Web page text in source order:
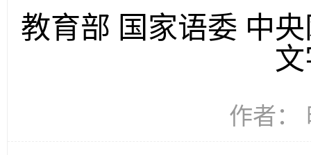
教育部 国家语委 中
作者：